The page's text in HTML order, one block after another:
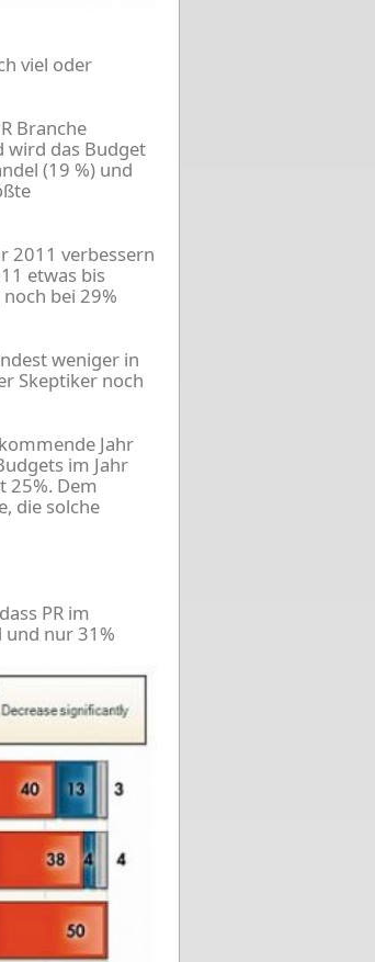
viel oder
Branche
das Budget
(19 %) und
2011 verbessern
etwas bis
bei 29%
weniger in
Skeptiker noch
Jahr
im Jahr
25%. Dem
die solche
PR im
nur 31%